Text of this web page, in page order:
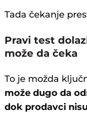
Tada čekanje
Pravi test
može da čeka
To je možda
može dugo da
dok prodavci